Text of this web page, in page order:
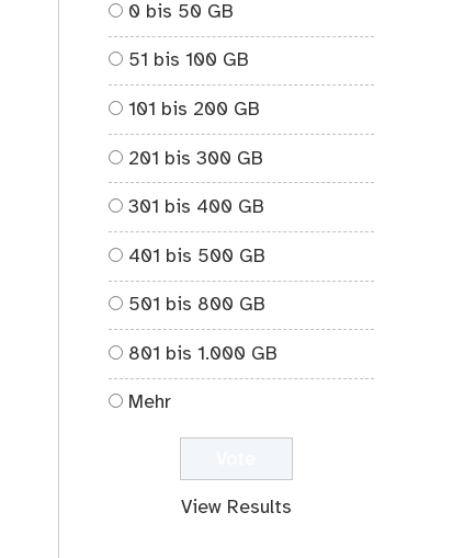
0 bis 50 GB
51 bis 100 GB
101 bis 200 GB
201 bis 300 GB
301 bis 400 GB
401 bis 500 GB
501 bis 800 GB
801 bis 1.000 GB
Mehr
View Results